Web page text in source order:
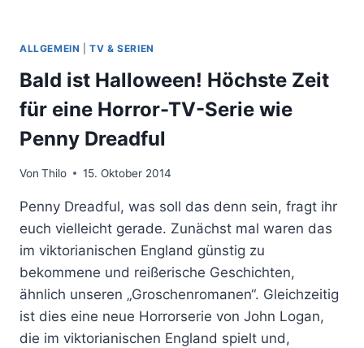
ALLGEMEIN |TV & SERIEN
Bald ist Halloween! Höchste Zeit
für eine Horror-TV-Serie wie
Penny Dreadful
Von Thilo 15. Oktober 2014
Penny Dreadful, was soll das denn sein, fragt ihr
euch vielleicht gerade. Zunächst mal waren das
im viktorianischen England günstig zu
bekommene und reißerische Geschichten,
ähnlich unseren „Groschenromanen“. Gleichzeitig
ist dies eine neue Horrorserie von John Logan,
die im viktorianischen England spielt und,